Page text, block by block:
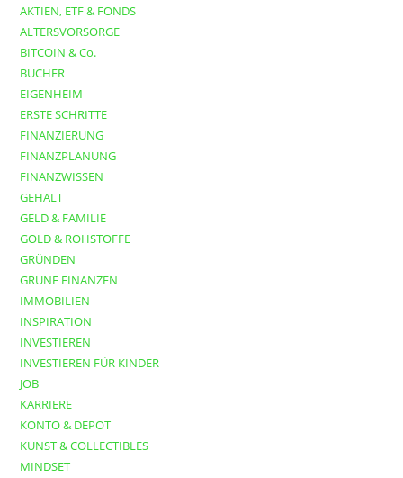
AKTIEN, ETF & FONDS
ALTERSVORSORGE
BITCOIN & Co.
BÜCHER
EIGENHEIM
ERSTE SCHRITTE
FINANZIERUNG
FINANZPLANUNG
FINANZWISSEN
GEHALT
GELD & FAMILIE
GOLD & ROHSTOFFE
GRÜNDEN
GRÜNE FINANZEN
IMMOBILIEN
INSPIRATION
INVESTIEREN
INVESTIEREN FÜR KINDER
JOB
KARRIERE
KONTO & DEPOT
KUNST & COLLECTIBLES
MINDSET